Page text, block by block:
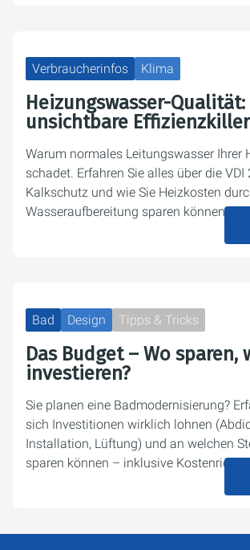
Verbraucherinfos Klima
Heizungswasser-Qualität:
unsichtbare Effizienzkiller
Warum normales Leitungswasser Ihrer
schadet. Erfahren Sie alles über die VDI
Kalkschutz und wie Sie Heizkosten
Wasseraufbereitung sparen können.
Bad Design Tipps & Tricks
Das Budget – Wo sparen,
investieren?
Sie planen eine Badmodernisierung?
sich Investitionen wirklich lohnen
Installation, Lüftung) und an welchen
sparen können – inklusive